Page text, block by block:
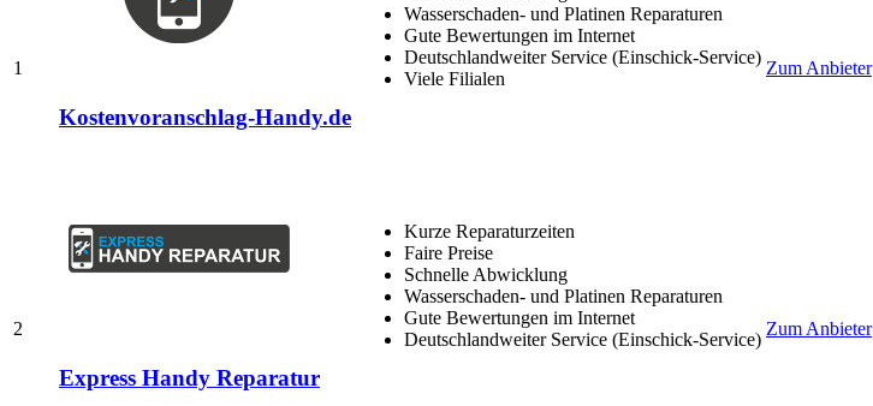
1
Kostenvoranschlag-Handy.de
Wasserschaden- und Platinen Reparaturen
Gute Bewertungen im Internet
Deutschlandweiter Service (Einschick-Service)
Viele Filialen
Zum Anbieter
2
Express Handy Reparatur
Kurze Reparaturzeiten
Faire Preise
Schnelle Abwicklung
Wasserschaden- und Platinen Reparaturen
Gute Bewertungen im Internet
Deutschlandweiter Service (Einschick-Service)
Zum Anbieter